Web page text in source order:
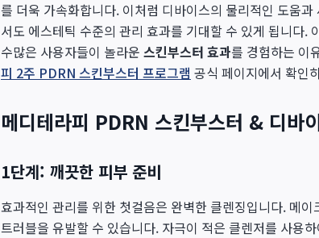
를 더욱 가속화합니다. 이처럼 디바이스의 물리적인 도움
서도 에스테틱 수준의 관리 효과를 기대할 수 있게 됩니다.
수많은 사용자들이 놀라운 스킨부스터 효과를 경험하는 이
피 2주 PDRN 스킨부스터 프로그램 공식 페이지에서 확인
메디테라피 PDRN 스킨부스터 & 디바
1단계: 깨끗한 피부 준비
효과적인 관리를 위한 첫걸음은 완벽한 클렌징입니다. 메
트러블을 유발할 수 있습니다. 자극이 적은 클렌저를 사용